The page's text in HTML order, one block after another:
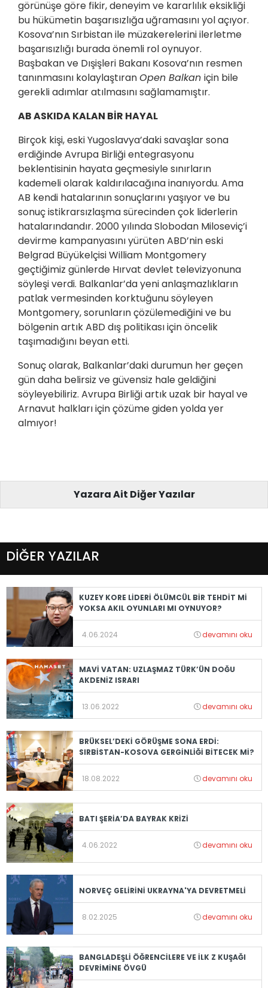
görünüşe göre fikir, deneyim ve kararlılık eksikliği
bu hükümetin başarısızlığa uğramasını yol açıyor.
Kosova’nın Sırbistan ile müzakerelerini ilerletme
başarısızlığı burada önemli rol oynuyor.
Başbakan ve Dışişleri Bakanı Kosova’nın resmen
tanınmasını kolaylaştıranOpen Balkan için bile
gerekli adımlar atılmasını sağlamamıştır.
AB ASKIDA KALAN BİR HAYAL
Birçok kişi, eski Yugoslavya’daki savaşlar sona
erdiğinde Avrupa Birliği entegrasyonu
beklentisinin hayata geçmesiyle sınırların
kademeli olarak kaldırılacağına inanıyordu. Ama
AB kendi hatalarının sonuçlarını yaşıyor ve bu
sonuç istikrarsızlaşma sürecinden çok liderlerin
hatalarındandır. 2000 yılında Slobodan Miloseviç’i
devirme kampanyasını yürüten ABD’nin eski
Belgrad Büyükelçisi William Montgomery
geçtiğimiz günlerde Hırvat devlet televizyonuna
söyleşi verdi. Balkanlar’da yeni anlaşmazlıkların
patlak vermesinden korktuğunu söyleyen
Montgomery, sorunların çözülemediğini ve bu
bölgenin artık ABD dış politikası için öncelik
taşımadığını beyan etti.
Sonuç olarak, Balkanlar’daki durumun her geçen
gün daha belirsiz ve güvensiz hale geldiğini
söyleyebiliriz. Avrupa Birliği artık uzak bir hayal ve
Arnavut halkları için çözüme giden yolda yer
almıyor!
Yazara Ait Diğer Yazılar
DİĞER YAZILAR
KUZEY KORE LİDERİ ÖLÜMCÜL BİR TEHDİT Mİ
YOKSA AKIL OYUNLARI MI OYNUYOR?
4.06.2024 devamını oku
MAVİ VATAN: UZLAŞMAZ TÜRK’ÜN DOĞU
AKDENİZ ISRARI
13.06.2022 devamını oku
BRÜKSEL’DEKİ GÖRÜŞME SONA ERDİ:
SIRBİSTAN-KOSOVA GERGİNLİĞİ BİTECEK Mİ?
18.08.2022 devamını oku
BATI ŞERİA’DA BAYRAK KRİZİ
4.06.2022 devamını oku
NORVEÇ GELİRİNİ UKRAYNA'YA DEVRETMELİ
8.02.2025 devamını oku
BANGLADEŞLİ ÖĞRENCİLERE VE İLK Z KUŞAĞI
DEVRİMİNE ÖVGÜ